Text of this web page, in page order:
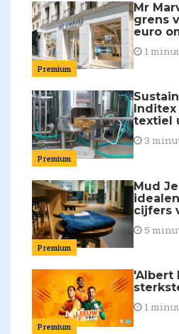
Premium
Mr
grens
euro
1
Premium
textiel
3
Premium
Mud
cijfers
5
Premium
'Albert
1